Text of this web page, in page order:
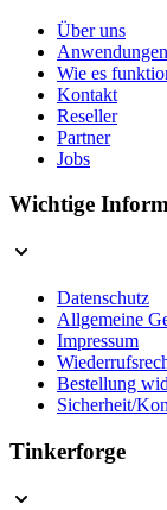
Über uns
Anwendungen
Wie es
Kontakt
Reseller
Partner
Jobs
Wichtige
Datenschutz
Allgemeine
Impressum
Bestellung
Sicherheit/
Tinkerforge